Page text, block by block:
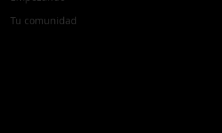
Tu comunidad